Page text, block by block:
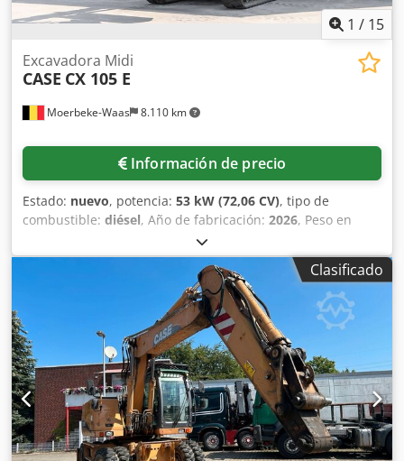
1 / 15
Moerbeke-Waas 8.110 km
Excavadora Midi
CASE CX 105 E
Información de precio
Estado: nuevo, potencia: 53 kW (72,06 CV), tipo de
combustible: diésel, Año de fabricación: 2026, Peso en
vacío: 9.780 kg. Póngase en contacto con el departamento
de ventas de KEY-TEC para obtener más información.
Clasificado